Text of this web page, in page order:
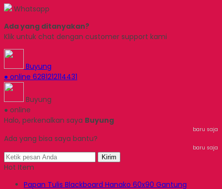
Whatsapp
Ada yang ditanyakan?
Klik untuk chat dengan customer support kami
Buyung
● online 6281212114431
Buyung
● online
Halo, perkenalkan saya Buyung
baru saja
Ada yang bisa saya bantu?
baru saja
Kirim
Hot Item
Papan Tulis Blackboard Hanako 60x90 Gantung